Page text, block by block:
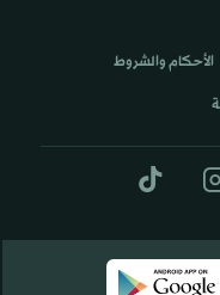
الأحكام والشروط